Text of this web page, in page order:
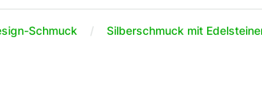
Schmuck Silberschmuck mit